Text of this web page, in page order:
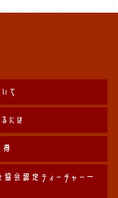
て
には
得
協会認定ティーチャー一